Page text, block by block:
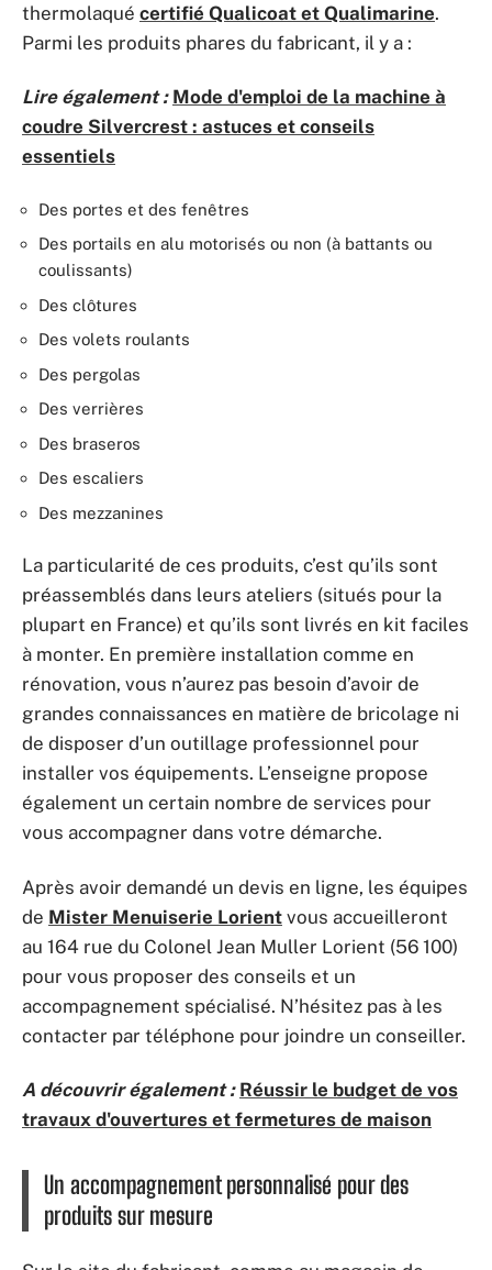
thermolaqué certifié Qualicoat et Qualimarine.
Parmi les produits phares du fabricant, il y a :
Lire également : Mode d'emploi de la machine à
coudre Silvercrest : astuces et conseils
essentiels
Des portes et des fenêtres
Des portails en alu motorisés ou non (à battants ou
coulissants)
Des clôtures
Des volets roulants
Des pergolas
Des verrières
Des braseros
Des escaliers
Des mezzanines
La particularité de ces produits, c’est qu’ils sont
préassemblés dans leurs ateliers (situés pour la
plupart en France) et qu’ils sont livrés en kit faciles
à monter. En première installation comme en
rénovation, vous n’aurez pas besoin d’avoir de
grandes connaissances en matière de bricolage ni
de disposer d’un outillage professionnel pour
installer vos équipements. L’enseigne propose
également un certain nombre de services pour
vous accompagner dans votre démarche.
Après avoir demandé un devis en ligne, les équipes
de Mister Menuiserie Lorient vous accueilleront
au 164 rue du Colonel Jean Muller Lorient (56 100)
pour vous proposer des conseils et un
accompagnement spécialisé. N’hésitez pas à les
contacter par téléphone pour joindre un conseiller.
A découvrir également : Réussir le budget de vos
travaux d'ouvertures et fermetures de maison
Un accompagnement personnalisé pour des
produits sur mesure